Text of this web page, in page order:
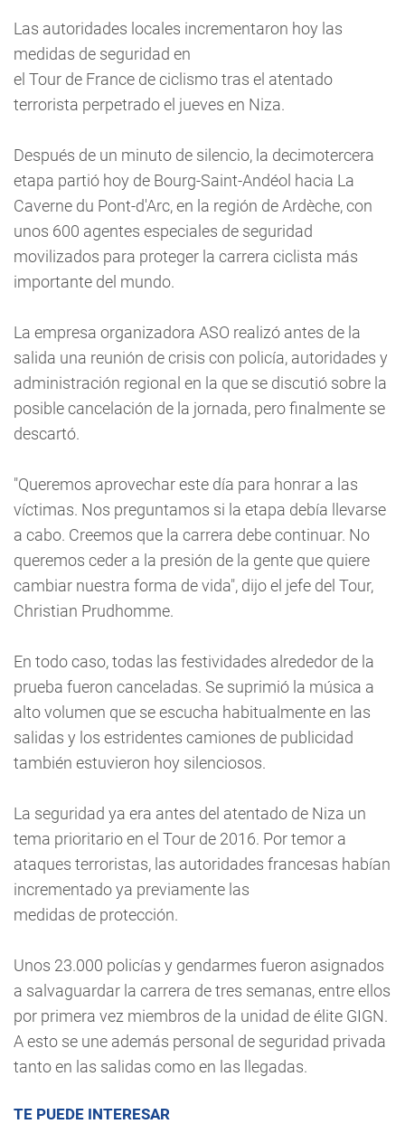
Las autoridades locales incrementaron hoy las
medidas de seguridad en
el Tour de France de ciclismo tras el atentado
terrorista perpetrado el jueves en Niza.
Después de un minuto de silencio, la decimotercera
etapa partió hoy de Bourg-Saint-Andéol hacia La
Caverne du Pont-d'Arc, en la región de Ardèche, con
unos 600 agentes especiales de seguridad
movilizados para proteger la carrera ciclista más
importante del mundo.
La empresa organizadora ASO realizó antes de la
salida una reunión de crisis con policía, autoridades y
administración regional en la que se discutió sobre la
posible cancelación de la jornada, pero finalmente se
descartó.
"Queremos aprovechar este día para honrar a las
víctimas. Nos preguntamos si la etapa debía llevarse
a cabo. Creemos que la carrera debe continuar. No
queremos ceder a la presión de la gente que quiere
cambiar nuestra forma de vida", dijo el jefe del Tour,
Christian Prudhomme.
En todo caso, todas las festividades alrededor de la
prueba fueron canceladas. Se suprimió la música a
alto volumen que se escucha habitualmente en las
salidas y los estridentes camiones de publicidad
también estuvieron hoy silenciosos.
La seguridad ya era antes del atentado de Niza un
tema prioritario en el Tour de 2016. Por temor a
ataques terroristas, las autoridades francesas habían
incrementado ya previamente las
medidas de protección.
Unos 23.000 policías y gendarmes fueron asignados
a salvaguardar la carrera de tres semanas, entre ellos
por primera vez miembros de la unidad de élite GIGN.
A esto se une además personal de seguridad privada
tanto en las salidas como en las llegadas.
TE PUEDE INTERESAR